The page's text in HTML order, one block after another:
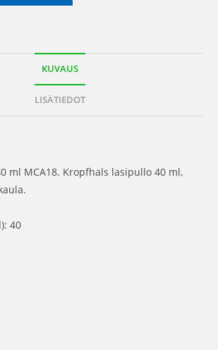
KUVAUS
LISÄTIEDOT
ml MCA18. Kropfhals lasipullo 40 ml,
40